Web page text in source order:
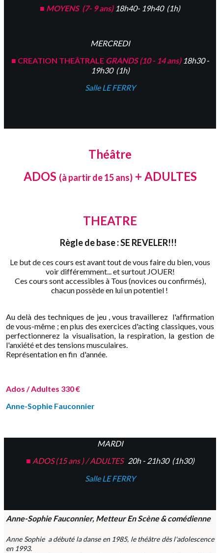
■ MOYENS (7- 9 ans) 18h40- 19h40 (1h)
MERCREDI
■ CREATION THEÂTRALE GRANDS (10 - 14 ans) 18h30 -
19h30 (1h)
Salle LE FERRY
Théâtre
ADOS (à partir de 15 ans)+ ADULTES
THEATRE
Règle de base : SE REVELER!!!
Le but de ces cours est avant tout de vous faire du bien, vous
voir différemment... et surtout JOUER!
Ces cours sont accessibles à Tous (novices ou confirmés),
chacun possède en lui un potentiel !
Au delà des techniques de jeu , vous travaillerez l'affirmation
de vous-même ; en plus des exercices d'acting classiques, vous
perfectionnerez la visualisation, la respiration, la gestion de
l'anxiété et des tensions musculaires.
Représentation en fin d'année.
Ados / Adultes 330 €
Anne-Sophie Fauconnier
MARDI
■ ADOS (15 ans ) / ADULTES20h - 21h30 (1h30)
Salle LE FERRY
Anne-Sophie Fauconnier, Metteur En Scène & comédienne
Anne Sophie a débuté la danse en 1985, le théâtre dès l'adolescence
en 1993.